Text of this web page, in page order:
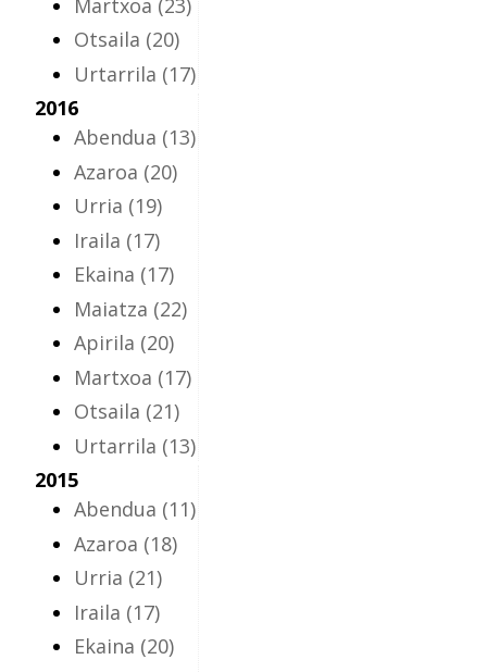
Otsaila (20)
Urtarrila (17)
2016
Abendua (13)
Azaroa (20)
Urria (19)
Iraila (17)
Ekaina (17)
Maiatza (22)
Apirila (20)
Martxoa (17)
Otsaila (21)
Urtarrila (13)
2015
Abendua (11)
Azaroa (18)
Urria (21)
Iraila (17)
Ekaina (20)